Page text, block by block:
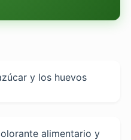
y los huevos
alimentario y